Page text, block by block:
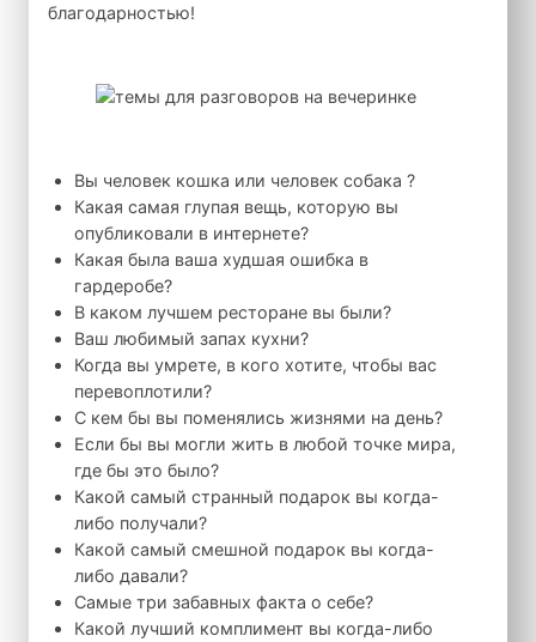
благодарностью!
Вы человек кошка или человек собака ?
Какая самая глупая вещь, которую вы
опубликовали в интернете?
Какая была ваша худшая ошибка в
гардеробе?
В каком лучшем ресторане вы были?
Ваш любимый запах кухни?
Когда вы умрете, в кого хотите, чтобы вас
перевоплотили?
С кем бы вы поменялись жизнями на день?
Если бы вы могли жить в любой точке мира,
где бы это было?
Какой самый странный подарок вы когда-
либо получали?
Какой самый смешной подарок вы когда-
либо давали?
Самые три забавных факта о себе?
Какой лучший комплимент вы когда-либо